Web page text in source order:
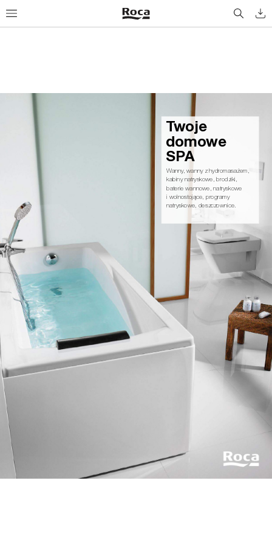
Wanny, wanny z hydromasażem,
kabiny natryskowe, brodziki,
baterie wannowe, natryskowe
i wolnostojące, programy
natryskowe, deszczownice.
Twoje
d omowe
S PA